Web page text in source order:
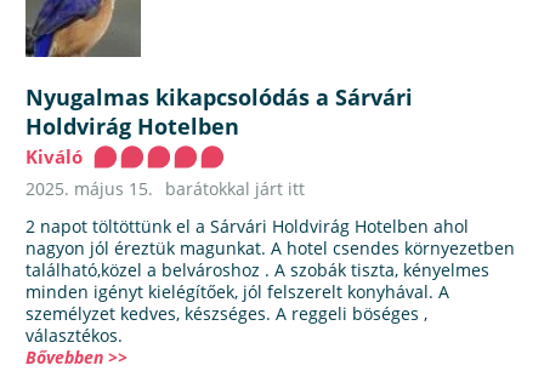
Nyugalmas kikapcsolódás a Sárvári
Holdvirág Hotelben
Kiváló
2025. május 15.
barátokkal járt itt
2 napot töltöttünk el a Sárvári Holdvirág Hotelben ahol
nagyon jól éreztük magunkat. A hotel csendes környezetben
található,közel a belvároshoz . A szobák tiszta, kényelmes
minden igényt kielégítőek, jól felszerelt konyhával. A
személyzet kedves, készséges. A reggeli böséges ,
választékos.
Bővebben >>